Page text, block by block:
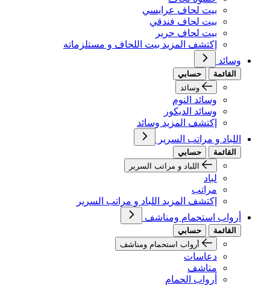
بيت لحاف عرايسي
بيت لحاف فندقي
بيت لحاف حرير
إكتشف المزيد بيت اللحاف و مستلزماته
وسائد
القائمة
حسابي
وسائد
وسائد النوم
وسائد الديكور
إكتشف المزيد وسائد
اللباد و مراتب السرير
القائمة
حسابي
اللباد و مراتب السرير
لباد
مراتب
إكتشف المزيد اللباد و مراتب السرير
أرواب استحمام ومناشف
القائمة
حسابي
أرواب استحمام ومناشف
دعاسات
مناشف
أرواب الحمام